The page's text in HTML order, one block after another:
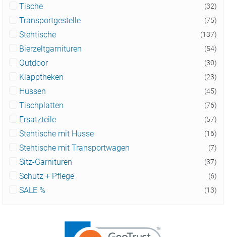
Tische (32)
Transportgestelle (75)
Stehtische (137)
Bierzeltgarnituren (54)
Outdoor (30)
Klapptheken (23)
Hussen (45)
Tischplatten (76)
Ersatzteile (57)
Stehtische mit Husse (16)
Stehtische mit Transportwagen (7)
Sitz-Garnituren (37)
Schutz + Pflege (6)
SALE % (13)